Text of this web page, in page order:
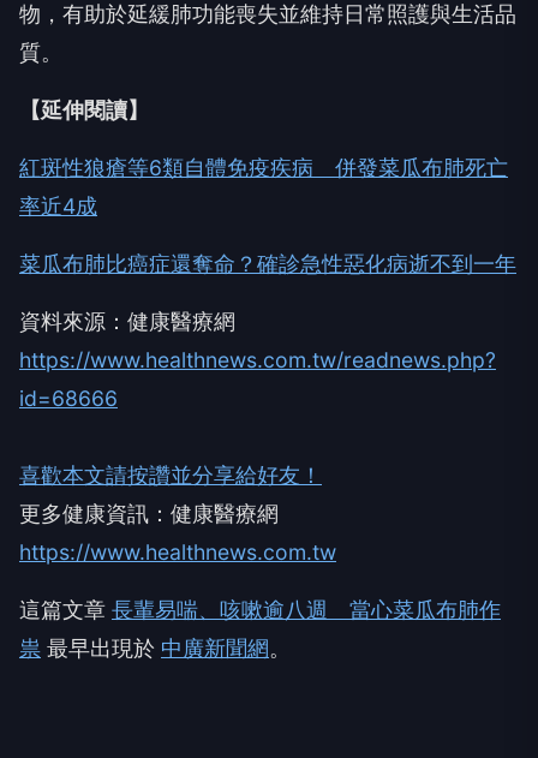
物，有助於延緩肺功能喪失並維持日常照護與生活品
質。
【延伸閱讀】
紅斑性狼瘡等6類自體免疫疾病 併發菜瓜布肺死亡
率近4成
菜瓜布肺比癌症還奪命？確診急性惡化病逝不到一年
資料來源：健康醫療網
https://www.healthnews.com.tw/readnews.php?
id=68666
喜歡本文請按讚並分享給好友！
更多健康資訊：健康醫療網
https://www.healthnews.com.tw
這篇文章 長輩易喘、咳嗽逾八週 當心菜瓜布肺作
祟 最早出現於 中廣新聞網。